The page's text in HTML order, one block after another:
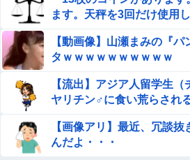
ます。天秤を3回だけ使用
【動画像】山瀬まみの『
タｗｗｗｗｗｗｗｗｗｗ
【流出】アジア人留学生
ヤリチン♂に食い荒らされ
【画像アリ】最近、冗談抜
んだよ・・・